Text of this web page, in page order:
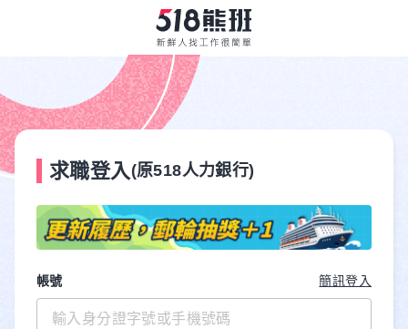
求職登入 (原518人力銀行)
帳號 簡訊登入